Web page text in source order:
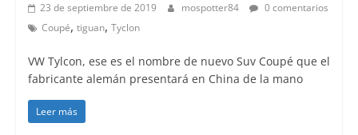
23 de septiembre de 2019 mospotter84
0 comentarios
Coupé, tiguan, Tyclon
VW Tylcon, ese es el nombre de nuevo Suv Coupé que el
fabricante alemán presentará en China de la mano
Leer más